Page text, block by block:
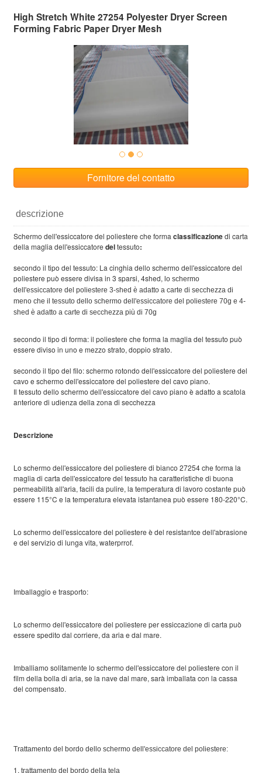
High Stretch White 27254 Polyester Dryer Screen
Forming Fabric Paper Dryer Mesh
Fornitore del contatto
descrizione
Schermo dell'essiccatore del poliestere che forma classificazionedi carta
della maglia dell'essiccatore deltessuto:
secondo il tipo del tessuto: La cinghia dello schermo dell'essiccatore del
poliestere può essere divisa in 3 sparsi, 4shed, lo schermo
dell'essiccatore del poliestere 3-shed è adatto a carte di secchezza di
meno che il tessuto dello schermo dell'essiccatore del poliestere 70g e 4-
shed è adatto a carte di secchezza più di 70g
secondo il tipo di forma: il poliestere che forma la maglia del tessuto può
essere diviso in uno e mezzo strato, doppio strato.
secondo il tipo del filo: schermo rotondo dell'essiccatore del poliestere del
cavo e schermo dell'essiccatore del poliestere del cavo piano.
Il tessuto dello schermo dell'essiccatore del cavo piano è adatto a scatola
anteriore di udienza della zona di secchezza
Descrizione
Lo schermo dell'essiccatore del poliestere di bianco 27254 che forma la
maglia di carta dell'essiccatore del tessuto ha caratteristiche di buona
permeabilità all'aria, facili da pulire, la temperatura di lavoro costante può
essere 115°C e la temperatura elevata istantanea può essere 180-220°C.
Lo schermo dell'essiccatore del poliestere è del resistantce dell'abrasione
e del servizio di lunga vita, waterprrof.
Imballaggio e trasporto:
Lo schermo dell'essiccatore del poliestere per essiccazione di carta può
essere spedito dal corriere, da aria e dal mare.
Imballiamo solitamente lo schermo dell'essiccatore del poliestere con il
film della bolla di aria, se la nave dal mare, sarà imballata con la cassa
del compensato.
Trattamento del bordo dello schermo dell'essiccatore del poliestere:
1. trattamento del bordo della tela